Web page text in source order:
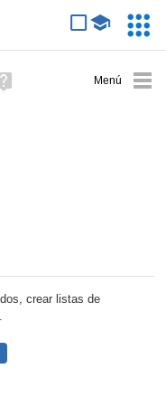
avanzada
crear listas de